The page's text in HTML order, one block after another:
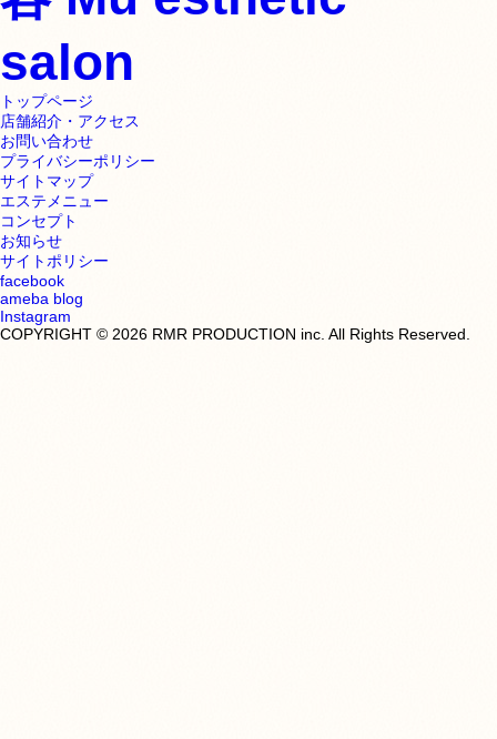
トップページ
店舗紹介・アクセス
お問い合わせ
プライバシーポリシー
サイトマップ
エステメニュー
コンセプト
お知らせ
サイトポリシー
facebook
ameba blog
Instagram
COPYRIGHT © 2026 RMR PRODUCTION inc. All Rights Reserved.